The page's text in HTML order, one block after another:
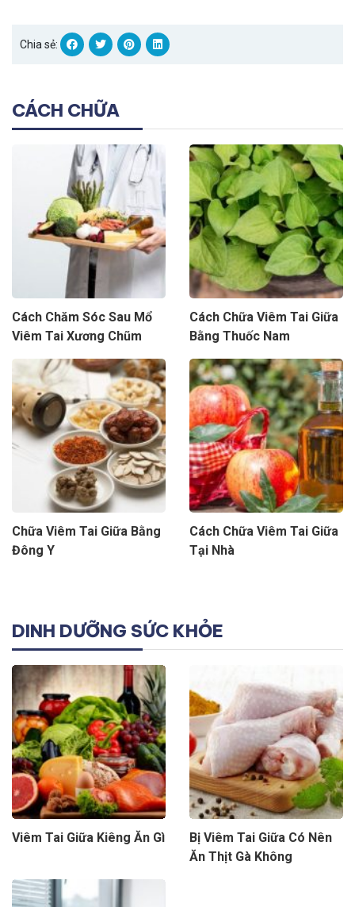
Chia sẻ:
CÁCH CHỮA
Cách Chăm Sóc Sau Mổ
Viêm Tai Xương Chũm
Cách Chữa Viêm Tai Giữa
Bằng Thuốc Nam
Chữa Viêm Tai Giữa Bằng
Đông Y
Cách Chữa Viêm Tai Giữa
Tại Nhà
DINH DƯỠNG SỨC KHỎE
Viêm Tai Giữa Kiêng Ăn Gì
Bị Viêm Tai Giữa Có Nên
Ăn Thịt Gà Không